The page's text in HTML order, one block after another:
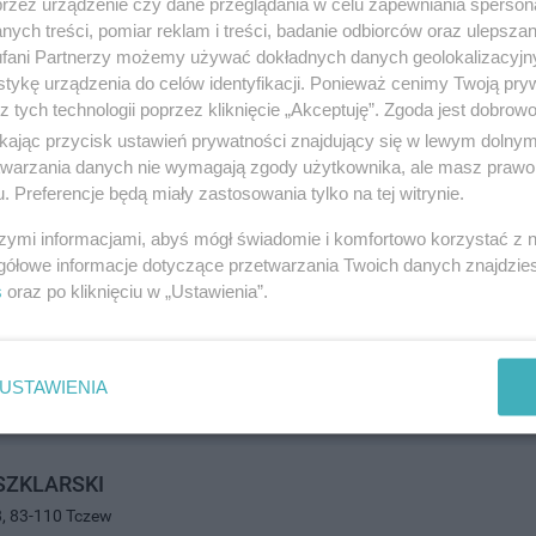
i usługi
- growshop
i usługi
83-110 Tczew
treści, pomiar reklam i treści, badanie odbiorców oraz
Partnerzy możemy używać dokładnych danych
urządzenia do celów identyfikacji. Ponieważ cenimy Twoją
tych technologii poprzez kliknięcie „Akceptuję”. Zgoda jest
przycisk ustawień prywatności znajdujący się w lewym
danych nie wymagają zgody użytkownika, ale masz
Preferencje będą miały zastosowania tylko na tej witrynie.
informacjami, abyś mógł świadomie i komfortowo korzystać z
informacje dotyczące przetwarzania Twoich danych
oraz po kliknięciu w „Ustawienia”.
USTAWIENIA